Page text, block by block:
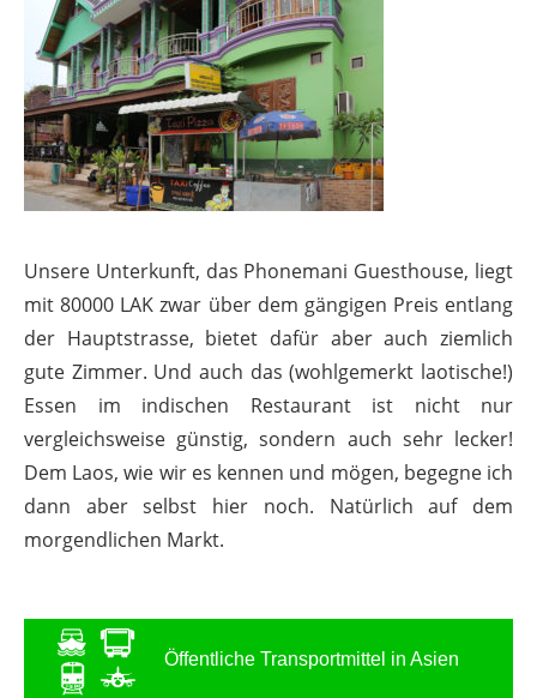
Unsere Unterkunft, das Phonemani Guesthouse, liegt
mit 80000 LAK zwar über dem gängigen Preis entlang
der Hauptstrasse, bietet dafür aber auch ziemlich
gute Zimmer. Und auch das (wohlgemerkt laotische!)
Essen im indischen Restaurant ist nicht nur
vergleichsweise günstig, sondern auch sehr lecker!
Dem Laos, wie wir es kennen und mögen, begegne ich
dann aber selbst hier noch. Natürlich auf dem
morgendlichen Markt.
Öffentliche Transportmittel in Asien